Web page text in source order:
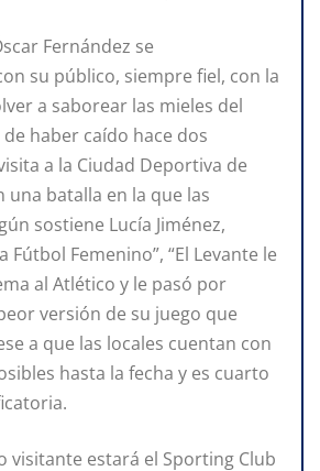
Fernández se
su público, siempre fiel, con la
a saborear las mieles del
haber caído hace dos
a la Ciudad Deportiva de
una batalla en la que las
sostiene Lucía Jiménez,
Fútbol Femenino”, “El Levante le
al Atlético y le pasó por
versión de su juego que
a que las locales cuentan con
hasta la fecha y es cuarto
visitante estará el Sporting Club